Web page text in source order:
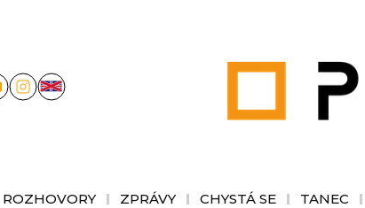
ROZHOVORY ZPRÁVY CHYSTÁ SE TANEC